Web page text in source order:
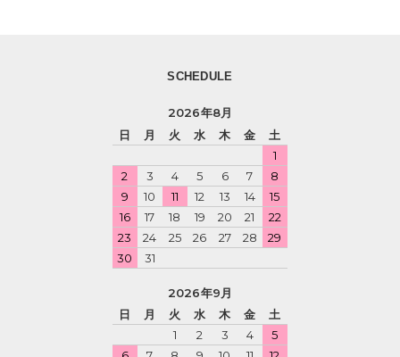
SCHEDULE
2026年8月
日
月 火 水 木 金
土
1
2
3 4 5 6 7
8
9
10 11 12 13 14
15
16
17 18 19 20 21
22
23
24 25 26 27 28
29
30
31
2026年9月
日
月 火 水 木 金
土
1
2 3 4
5